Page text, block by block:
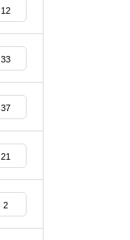
12
33
37
21
2